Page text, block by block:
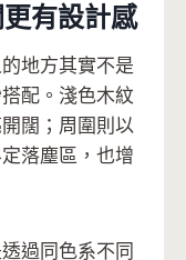
有設計感
地方其實不是
配。淺色木紋
闊；周圍則以
落塵區，也增
過同色系不同